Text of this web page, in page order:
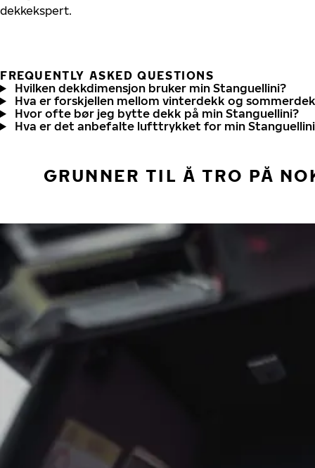
dekkekspert.
FREQUENTLY ASKED QUESTIONS
Hvilken dekkdimensjon bruker min Stanguellini?
Hva er forskjellen mellom vinterdekk og
Hvor ofte bør jeg bytte dekk på min Stanguellini?
Hva er det anbefalte lufttrykket for min
GRUNNER TIL Å TRO PÅ